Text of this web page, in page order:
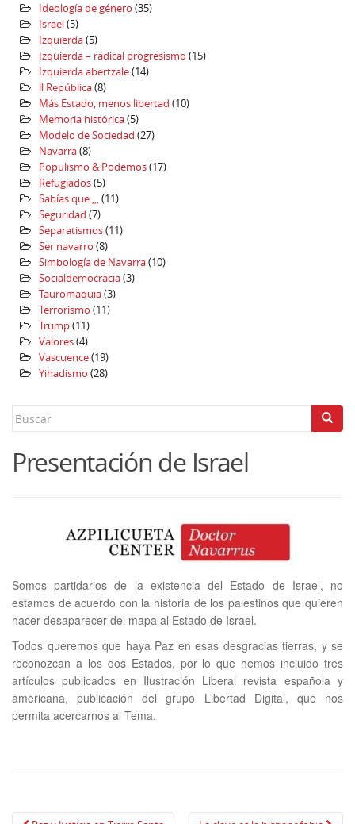
Ideología de género (35)
Israel(5)
Izquierda(5)
Izquierda – radical progresismo (15)
Izquierda abertzale(14)
ll República(8)
Más Estado, menos libertad (10)
Memoria histórica(5)
Modelo de Sociedad (27)
Navarra(8)
Populismo & Podemos(17)
Refugiados(5)
Sabías que.,,,(11)
Seguridad (7)
Separatismos(11)
Ser navarro (8)
Simbología de Navarra(10)
Socialdemocracia(3)
Tauromaquia(3)
Terrorismo (11)
Trump(11)
Valores(4)
Vascuence(19)
Yihadismo (28)
for:
Presentación de Israel
Somos partidarios de la existencia del Estado de Israel, no
estamos de acuerdo con la historia de los palestinos que quieren
hacer desaparecer del mapa al Estado de Israel.
Todos queremos que haya Paz en esas desgracias tierras, y se
reconozcan a los dos Estados, por lo que hemos incluido tres
artículos publicados en Ilustración Liberal revista española y
americana, publicación del grupo Libertad Digital, que nos
permita acercarnos al Tema.